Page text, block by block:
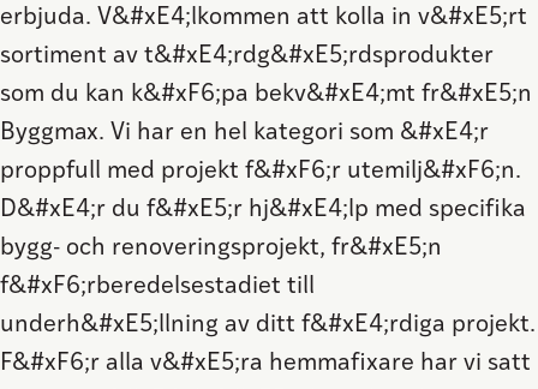
erbjuda. V&#xE4;lkommen att kolla in v&#xE5;rt
sortiment av t&#xE4;rdg&#xE5;rdsprodukter
som du kan k&#xF6;pa bekv&#xE4;mt fr&#xE5;n
Byggmax. Vi har en hel kategori som &#xE4;r
proppfull med projekt f&#xF6;r utemilj&#xF6;n.
D&#xE4;r du f&#xE5;r hj&#xE4;lp med specifika
bygg- och renoveringsprojekt, fr&#xE5;n
f&#xF6;rberedelsestadiet till
underh&#xE5;llning av ditt f&#xE4;rdiga projekt.
F&#xF6;r alla v&#xE5;ra hemmafixare har vi satt